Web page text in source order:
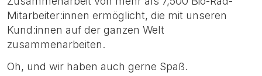
Mitarbeiter:innen ermöglicht, die mit unseren
Kund:innen auf der ganzen Welt
zusammenarbeiten.
Oh, und wir haben auch gerne Spaß.